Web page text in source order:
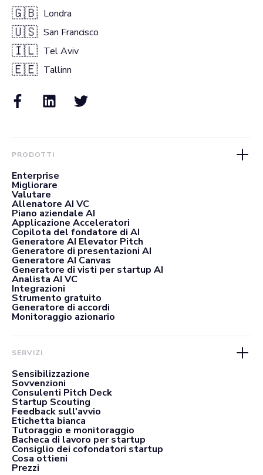
🇬🇧 Londra
🇺🇸 San Francisco
🇮🇱 Tel Aviv
🇪🇪 Tallinn
PRODOTTI
Enterprise
Migliorare
Valutare
Allenatore AI VC
Piano aziendale AI
Applicazione Acceleratori
Copilota del fondatore di AI
Generatore AI Elevator Pitch
Generatore di presentazioni AI
Generatore AI Canvas
Generatore di visti per startup AI
Analista AI VC
Integrazioni
Strumento gratuito
Generatore di accordi
Monitoraggio azionario
SERVIZI
Sensibilizzazione
Sovvenzioni
Consulenti Pitch Deck
Startup Scouting
Feedback sull'avvio
Etichetta bianca
Tutoraggio e monitoraggio
Bacheca di lavoro per startup
Consiglio dei cofondatori startup
Cosa ottieni
Prezzi